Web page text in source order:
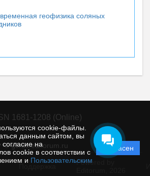
cookie-файлы.
данным сайтом, вы
на
cookie в соответствии с
и Пользовательским
Согласен
геофизика соляных
1681-1208 (Online)
© gcras.editorum.ru
Powered by